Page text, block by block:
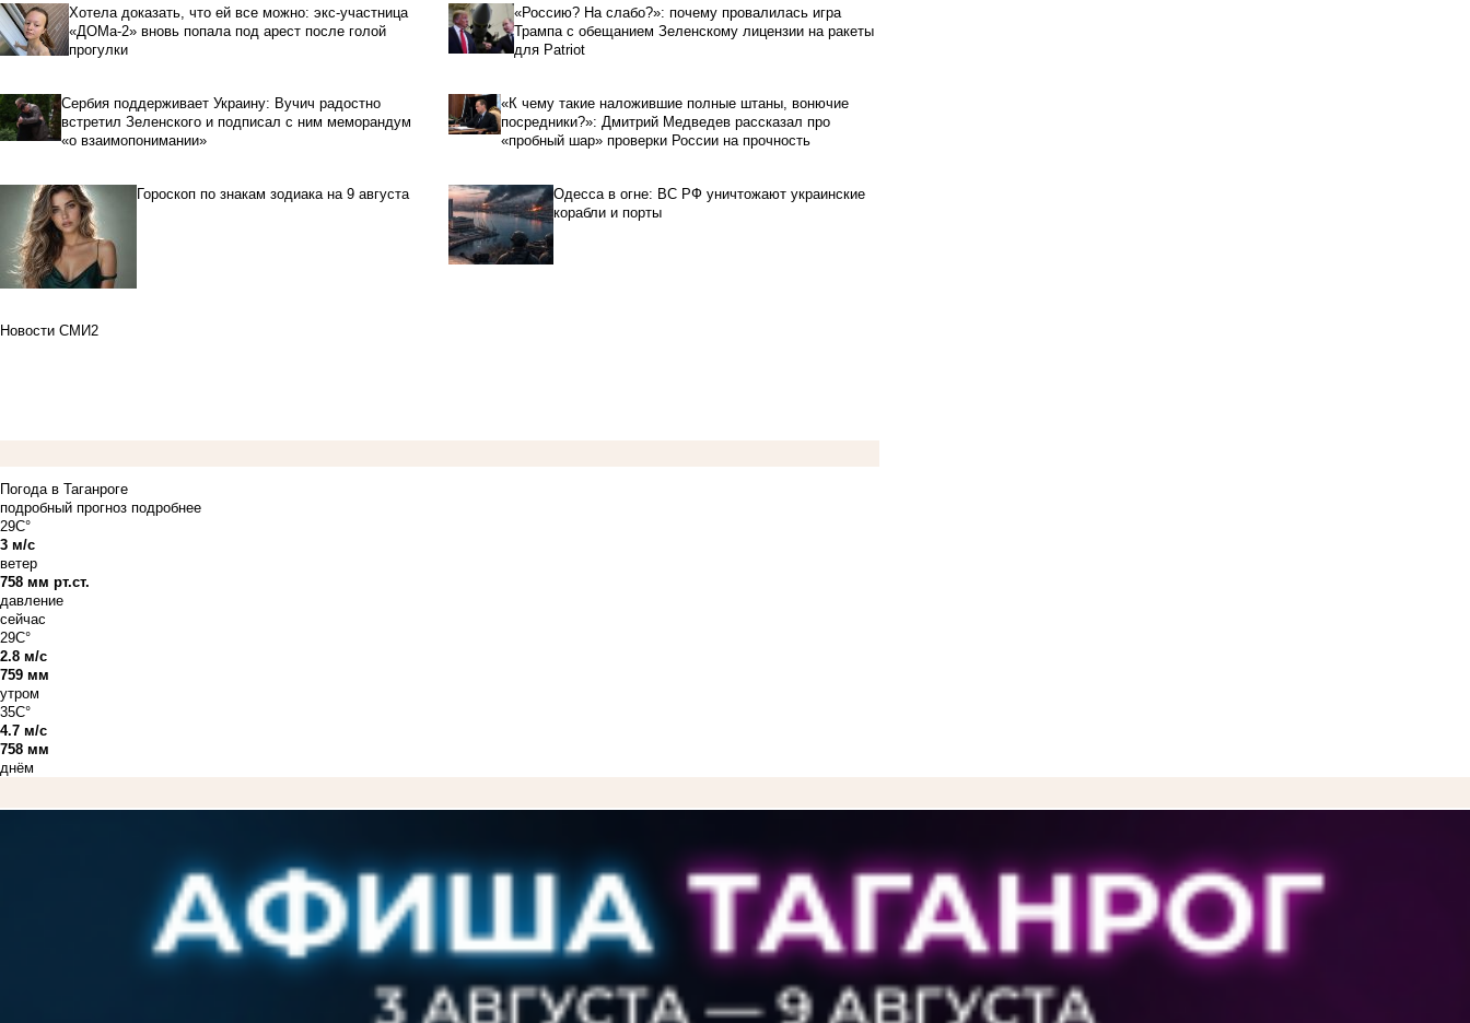
Хотела доказать, что ей все можно: экс-участница
«ДОМа-2» вновь попала под арест после голой
прогулки
«Россию? На слабо?»: почему провалилась игра
Трампа с обещанием Зеленскому лицензии на ракеты
для Patriot
Сербия поддерживает Украину: Вучич радостно
встретил Зеленского и подписал с ним меморандум
«о взаимопонимании»
«К чему такие наложившие полные штаны, вонючие
посредники?»: Дмитрий Медведев рассказал про
«пробный шар» проверки России на прочность
Гороскоп по знакам зодиака на 9 августа
Одесса в огне: ВС РФ уничтожают украинские
корабли и порты
Новости СМИ2
Погода в Таганроге
подробный прогноз подробнее
29C°
3 м/с
ветер
758 мм рт.ст.
давление
сейчас
29C°
2.8 м/с
759 мм
утром
35C°
4.7 м/с
758 мм
днём